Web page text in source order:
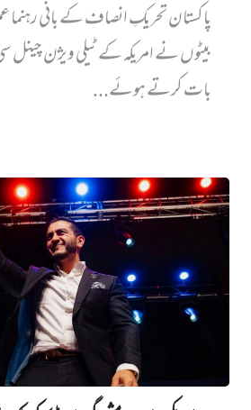
پاکستان تحریکِ انصاف کے بانی
بیٹوں نے امریکہ کے ٹیلی ویژن
بات کرتے ہوئے...